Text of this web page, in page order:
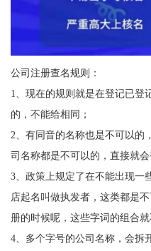
公司注册查名规则：
1、现在的规则就是在登记已登
的，不能给相同；
2、有同音的名称也是不可以的
司名称都是不可以的，直接就会
3、政策上规定了在不能出现一
店起名叫做执发者，这类都是
册的时候呢，这些字词的组合就
4、多个字号的公司名称，会拆